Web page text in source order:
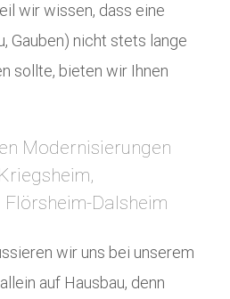
wir wissen, dass eine
Gauben) nicht stets lange
sollte, bieten wir Ihnen
Modernisierungen
Dalsheim
wir uns bei unserem
auf Hausbau, denn